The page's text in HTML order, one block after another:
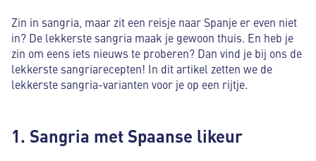
Zin in sangria, maar zit een reisje naar Spanje er even niet
in? De lekkerste sangria maak je gewoon thuis. En heb je
zin om eens iets nieuws te proberen? Dan vind je bij ons de
lekkerste sangriarecepten! In dit artikel zetten we de
lekkerste sangria-varianten voor je op een rijtje.
1. Sangria met Spaanse likeur